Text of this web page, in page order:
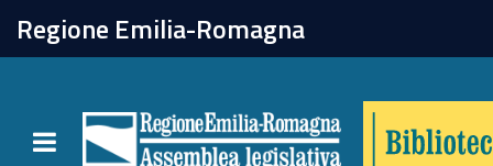
Regione Emilia-Romagna
Toggle navigation
chiudi